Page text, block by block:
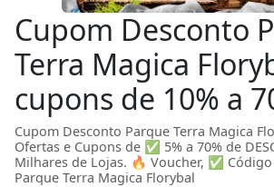
Cupom Desconto
Terra Magica
cupons de 10% a
Cupom Desconto Parque Terra Magica
Ofertas e Cupons de ✅ 5% a 70% de
Milhares de Lojas. 🔥 Voucher, ✅
Parque Terra Magica Florybal